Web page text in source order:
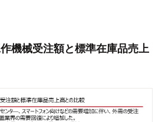
機械受注額と標準在庫品売上